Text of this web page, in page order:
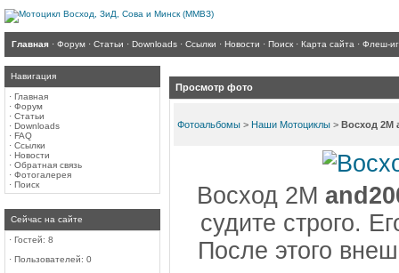
Главная · Форум · Статьи · Downloads · Ссылки · Новости · Поиск · Карта сайта · Флеш-
Навигация
· Главная
· Форум
· Статьи
· Downloads
· FAQ
· Ссылки
· Новости
· Обратная связь
· Фотогалерея
· Поиск
Сейчас на сайте
· Гостей: 8
· Пользователей: 0
Просмотр фото
Фотоальбомы > Наши Мотоциклы > Восход 2М
Восход 2М
судите строго.
После этого